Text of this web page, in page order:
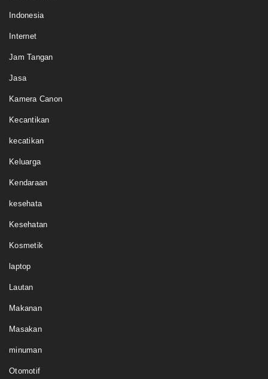
Indonesia
Internet
Jam Tangan
Jasa
Kamera Canon
Kecantikan
kecatikan
Keluarga
Kendaraan
kesehata
Kesehatan
Kosmetik
laptop
Lautan
Makanan
Masakan
minuman
Otomotif